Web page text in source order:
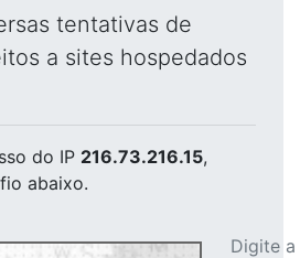
tentativas de
a sites hospedados
do IP 216.73.216.15,
abaixo.
Digite